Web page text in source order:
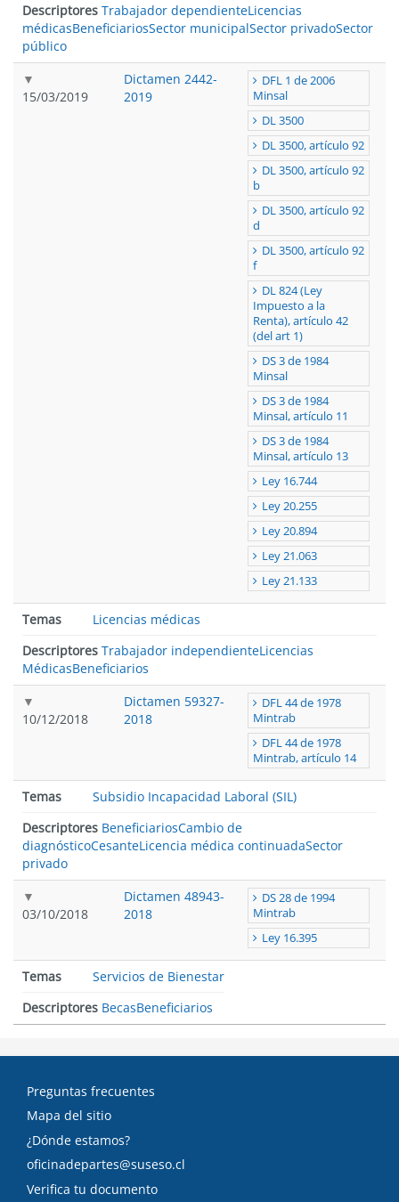
Descriptores Trabajador dependienteLicencias
médicasBeneficiariosSector municipalSector privadoSector
público
15/03/2019
Dictamen 2442-
2019
DFL 1 de 2006
Minsal
DL 3500
DL 3500, artículo 92
DL 3500, artículo 92
b
DL 3500, artículo 92
d
DL 3500, artículo 92
f
DL 824 (Ley
Impuesto a la
Renta), artículo 42
(del art 1)
DS 3 de 1984
Minsal
DS 3 de 1984
Minsal, artículo 11
DS 3 de 1984
Minsal, artículo 13
Ley 16.744
Ley 20.255
Ley 20.894
Ley 21.063
Ley 21.133
Temas
Licencias médicas
Descriptores Trabajador independienteLicencias
MédicasBeneficiarios
10/12/2018
Dictamen 59327-
2018
DFL 44 de 1978
Mintrab
DFL 44 de 1978
Mintrab, artículo 14
Temas
Subsidio Incapacidad Laboral (SIL)
Descriptores BeneficiariosCambio de
diagnósticoCesanteLicencia médica continuadaSector
privado
03/10/2018
Dictamen 48943-
2018
DS 28 de 1994
Mintrab
Ley 16.395
Temas
Servicios de Bienestar
Descriptores BecasBeneficiarios
Preguntas frecuentes
Mapa del sitio
¿Dónde estamos?
oficinadepartes@suseso.cl
Verifica tu documento